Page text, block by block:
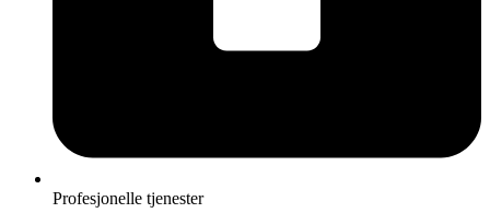
Profesjonelle tjenester